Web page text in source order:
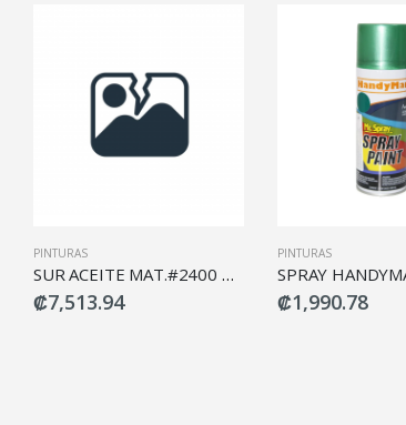
PINTURAS
SUR ACEITE MAT.#2400 BLCO 1/4
₡7,513.94
PINTURAS
₡1,990.78